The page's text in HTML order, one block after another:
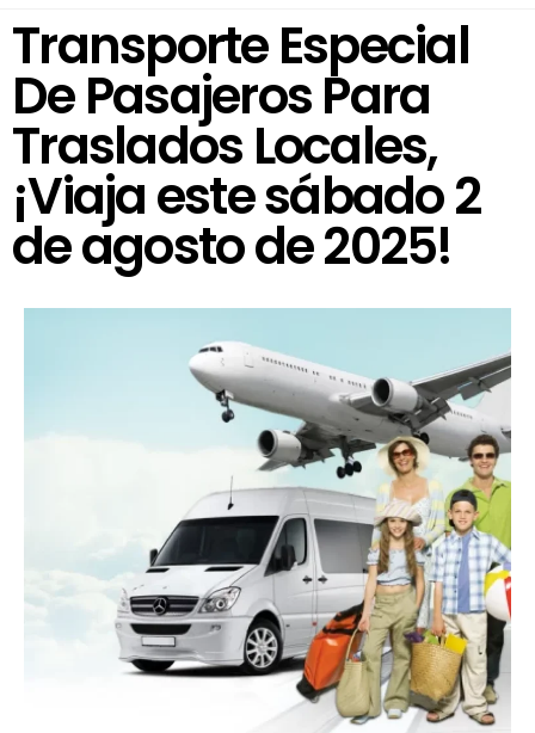
Transporte Especial
De Pasajeros Para
Traslados Locales,
¡Viaja este sábado 2
de agosto de 2025!